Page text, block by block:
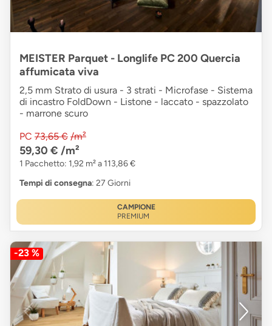
MEISTER Parquet - Longlife PC 200 Quercia
affumicata viva
2,5 mm Strato di usura - 3 strati - Microfase - Sistema
di incastro FoldDown - Listone - laccato - spazzolato
- marrone scuro
PC 73,65 € /m²
59,30 € /m²
1 Pacchetto: 1,92 m² a 113,86 €
Tempi di consegna: 27 Giorni
CAMPIONE
PREMIUM
-23 %